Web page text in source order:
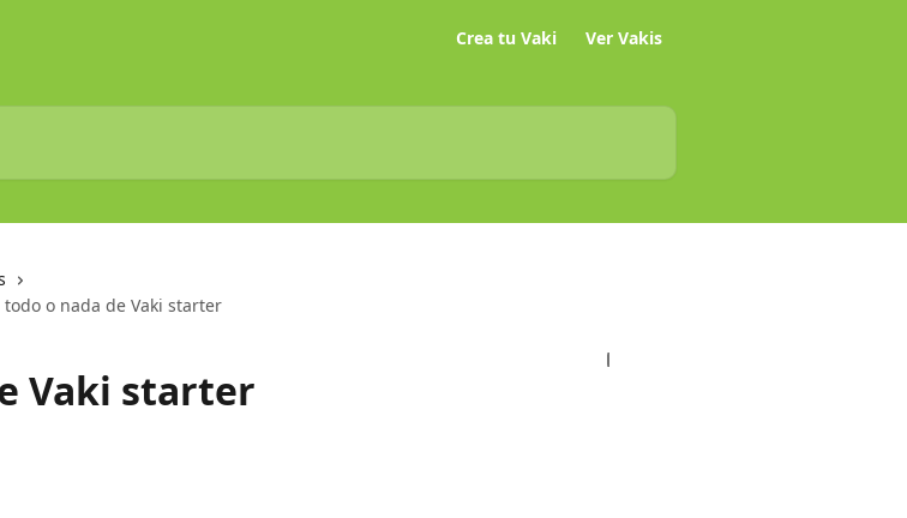
Crea tu Vaki Ver Vakis
o nada de Vaki starter
Vaki starter